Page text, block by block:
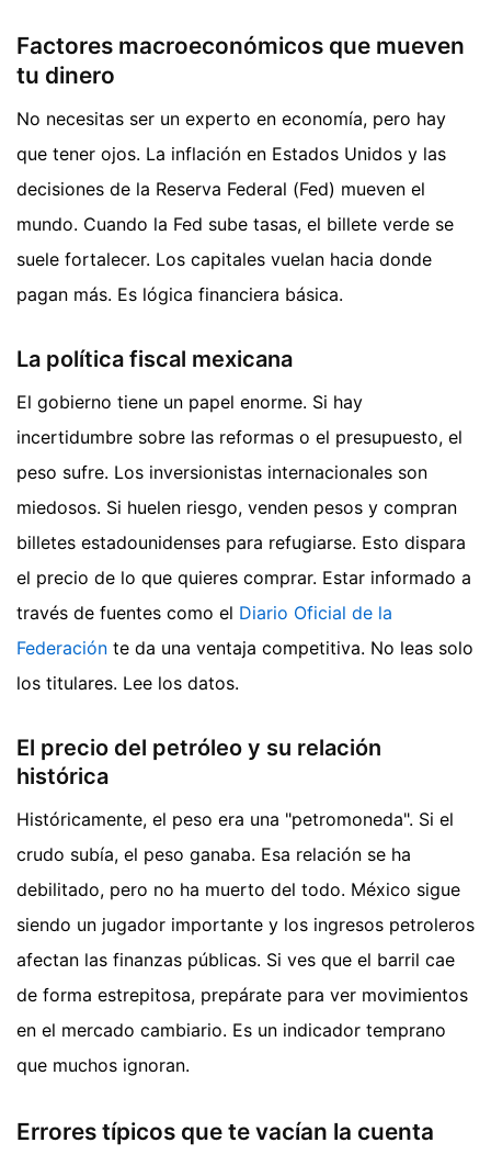
Factores macroeconómicos que mueven
tu dinero
No necesitas ser un experto en economía, pero hay
que tener ojos. La inflación en Estados Unidos y las
decisiones de la Reserva Federal (Fed) mueven el
mundo. Cuando la Fed sube tasas, el billete verde se
suele fortalecer. Los capitales vuelan hacia donde
pagan más. Es lógica financiera básica.
La política fiscal mexicana
El gobierno tiene un papel enorme. Si hay
incertidumbre sobre las reformas o el presupuesto, el
peso sufre. Los inversionistas internacionales son
miedosos. Si huelen riesgo, venden pesos y compran
billetes estadounidenses para refugiarse. Esto dispara
el precio de lo que quieres comprar. Estar informado a
través de fuentes como el Diario Oficial de la
Federación te da una ventaja competitiva. No leas solo
los titulares. Lee los datos.
El precio del petróleo y su relación
histórica
Históricamente, el peso era una "petromoneda". Si el
crudo subía, el peso ganaba. Esa relación se ha
debilitado, pero no ha muerto del todo. México sigue
siendo un jugador importante y los ingresos petroleros
afectan las finanzas públicas. Si ves que el barril cae
de forma estrepitosa, prepárate para ver movimientos
en el mercado cambiario. Es un indicador temprano
que muchos ignoran.
Errores típicos que te vacían la cuenta